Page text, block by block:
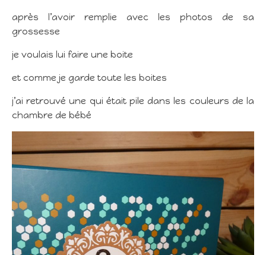
après l’avoir remplie avec les photos de sa
grossesse
je voulais lui faire une boite
et comme je garde toute les boites
j’ai retrouvé une qui était pile dans les couleurs de la
chambre de bébé